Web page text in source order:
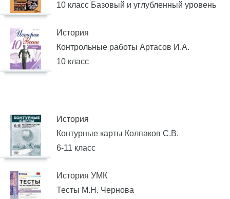
10 класс Базовый и углубленный уровень
История
Контрольные работы Артасов И.А.
10 класс
История
Контурные карты Колпаков С.В.
6-11 класс
История УМК
Тесты М.Н. Чернова